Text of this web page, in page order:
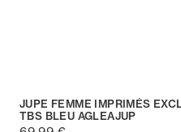
JUPE FEMME IMPRIMÉS
TBS BLEU AGLEAJUP